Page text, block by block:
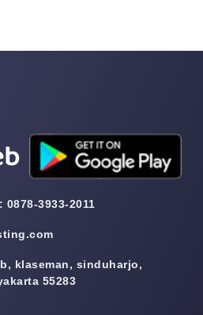
0878-3933-2011
klaseman, sinduharjo,
55283